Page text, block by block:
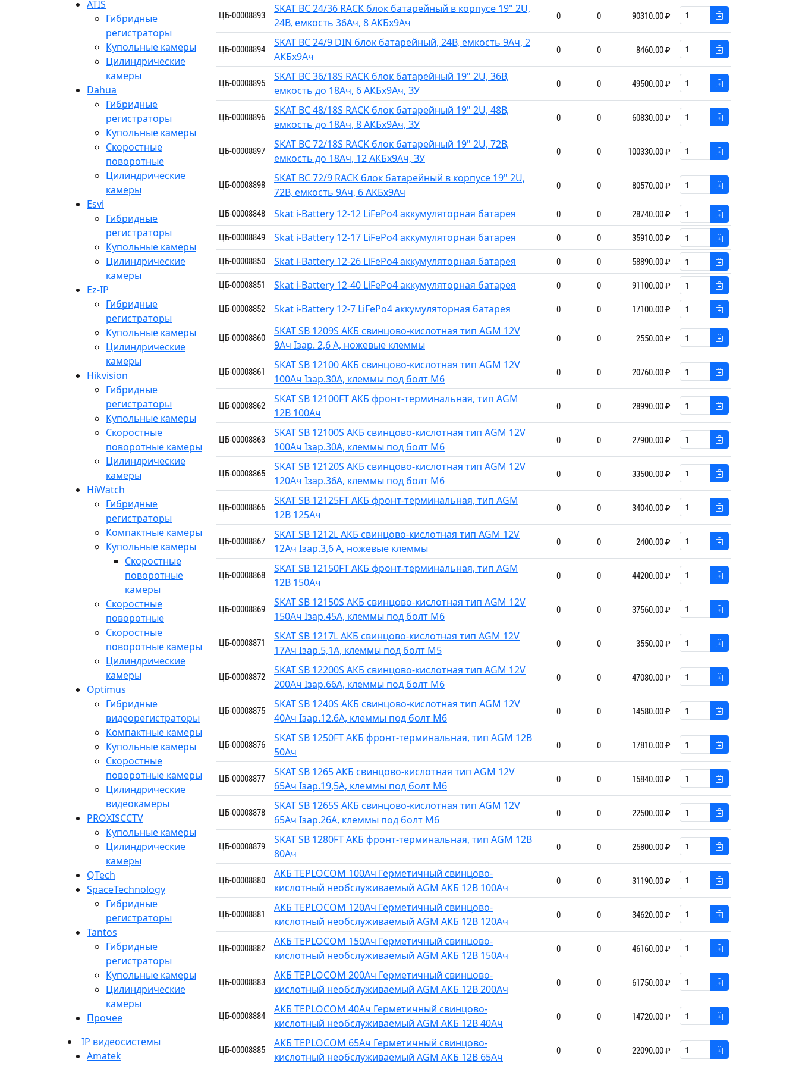
ATIS
Гибридные
регистраторы
Купольные камеры
Цилиндрические
камеры
Dahua
Гибридные
регистраторы
Купольные камеры
Скоростные
поворотные
Цилиндрические
камеры
Esvi
Гибридные
регистраторы
Купольные камеры
Цилиндрические
камеры
Ez-IP
Гибридные
регистраторы
Купольные камеры
Цилиндрические
камеры
Hikvision
Гибридные
регистраторы
Купольные камеры
Скоростные
поворотные камеры
Цилиндрические
камеры
HiWatch
Гибридные
регистраторы
Компактные камеры
Купольные камеры
Скоростные
поворотные
камеры
Скоростные
поворотные
Скоростные
поворотные камеры
Цилиндрические
камеры
Optimus
Гибридные
видеорегистраторы
Компактные камеры
Купольные камеры
Скоростные
поворотные камеры
Цилиндрические
видеокамеры
PROXISCCTV
Купольные камеры
Цилиндрические
камеры
QTech
SpaceTechnology
Гибридные
регистраторы
Tantos
Гибридные
регистраторы
Купольные камеры
Цилиндрические
камеры
Прочее
IP видеосистемы
Amatek
ЦБ-00008893
SKAT BC 24/36 RACK блок батарейный в корпусе 19" 2U,
24В, емкость 36Ач, 8 АКБх9Ач
0 0 90310.00 ₽
ЦБ-00008894
SKAT BC 24/9 DIN блок батарейный, 24В, емкость 9Ач, 2
АКБх9Ач
0 0 8460.00 ₽
ЦБ-00008895
SKAT BC 36/18S RACK блок батарейный 19" 2U, 36В,
емкость до 18Ач, 6 АКБх9Ач, ЗУ
0 0 49500.00 ₽
ЦБ-00008896
SKAT BC 48/18S RACK блок батарейный 19" 2U, 48В,
емкость до 18Ач, 8 АКБх9Ач, ЗУ
0 0 60830.00 ₽
ЦБ-00008897
SKAT BC 72/18S RACK блок батарейный 19" 2U, 72В,
емкость до 18Ач, 12 АКБх9Ач, ЗУ
0 0 100330.00 ₽
ЦБ-00008898
SKAT BC 72/9 RACK блок батарейный в корпусе 19" 2U,
72В, емкость 9Ач, 6 АКБх9Ач
0 0 80570.00 ₽
ЦБ-00008848 Skat i-Battery 12-12 LiFePo4 аккумуляторная батарея 0 0 28740.00 ₽
ЦБ-00008849 Skat i-Battery 12-17 LiFePo4 аккумуляторная батарея 0 0 35910.00 ₽
ЦБ-00008850 Skat i-Battery 12-26 LiFePo4 аккумуляторная батарея 0 0 58890.00 ₽
ЦБ-00008851 Skat i-Battery 12-40 LiFePo4 аккумуляторная батарея 0 0 91100.00 ₽
ЦБ-00008852 Skat i-Battery 12-7 LiFePo4 аккумуляторная батарея 0 0 17100.00 ₽
ЦБ-00008860
SKAT SB 1209S АКБ свинцово-кислотная тип AGM 12V
9Ач Iзар. 2,6 А, ножевые клеммы
0 0 2550.00 ₽
ЦБ-00008861
SKAT SB 12100 АКБ свинцово-кислотная тип AGM 12V
100Ач Iзар.30А, клеммы под болт М6
0 0 20760.00 ₽
ЦБ-00008862
SKAT SB 12100FT АКБ фронт-терминальная, тип AGM
12В 100Ач
0 0 28990.00 ₽
ЦБ-00008863
SKAT SB 12100S АКБ свинцово-кислотная тип AGM 12V
100Ач Iзар.30А, клеммы под болт М6
0 0 27900.00 ₽
ЦБ-00008865
SKAT SB 12120S АКБ свинцово-кислотная тип AGM 12V
120Ач Iзар.36А, клеммы под болт М6
0 0 33500.00 ₽
ЦБ-00008866
SKAT SB 12125FT АКБ фронт-терминальная, тип AGM
12В 125Ач
0 0 34040.00 ₽
ЦБ-00008867
SKAT SB 1212L АКБ свинцово-кислотная тип AGM 12V
12Ач Iзар.3,6 А, ножевые клеммы
0 0 2400.00 ₽
ЦБ-00008868
SKAT SB 12150FT АКБ фронт-терминальная, тип AGM
12В 150Ач
0 0 44200.00 ₽
ЦБ-00008869
SKAT SB 12150S АКБ свинцово-кислотная тип AGM 12V
150Ач Iзар.45А, клеммы под болт М6
0 0 37560.00 ₽
ЦБ-00008871
SKAT SB 1217L АКБ свинцово-кислотная тип AGM 12V
17Ач Iзар.5,1А, клеммы под болт М5
0 0 3550.00 ₽
ЦБ-00008872
SKAT SB 12200S АКБ свинцово-кислотная тип AGM 12V
200Ач Iзар.66А, клеммы под болт М6
0 0 47080.00 ₽
ЦБ-00008875
SKAT SB 1240S АКБ свинцово-кислотная тип AGM 12V
40Ач Iзар.12.6А, клеммы под болт М6
0 0 14580.00 ₽
ЦБ-00008876
SKAT SB 1250FT АКБ фронт-терминальная, тип AGM 12В
50Ач
0 0 17810.00 ₽
ЦБ-00008877
SKAT SB 1265 АКБ свинцово-кислотная тип AGM 12V
65Ач Iзар.19,5А, клеммы под болт М6
0 0 15840.00 ₽
ЦБ-00008878
SKAT SB 1265S АКБ свинцово-кислотная тип AGM 12V
65Ач Iзар.26А, клеммы под болт М6
0 0 22500.00 ₽
ЦБ-00008879
SKAT SB 1280FT АКБ фронт-терминальная, тип AGM 12В
80Ач
0 0 25800.00 ₽
ЦБ-00008880
АКБ TEPLOCOM 100Ач Герметичный свинцово-
кислотный необслуживаемый AGM АКБ 12В 100Ач
0 0 31190.00 ₽
ЦБ-00008881
АКБ TEPLOCOM 120Ач Герметичный свинцово-
кислотный необслуживаемый AGM АКБ 12В 120Ач
0 0 34620.00 ₽
ЦБ-00008882
АКБ TEPLOCOM 150Ач Герметичный свинцово-
кислотный необслуживаемый AGM АКБ 12В 150Ач
0 0 46160.00 ₽
ЦБ-00008883
АКБ TEPLOCOM 200Ач Герметичный свинцово-
кислотный необслуживаемый AGM АКБ 12В 200Ач
0 0 61750.00 ₽
ЦБ-00008884
АКБ TEPLOCOM 40Ач Герметичный свинцово-
кислотный необслуживаемый AGM АКБ 12В 40Ач
0 0 14720.00 ₽
ЦБ-00008885
АКБ TEPLOCOM 65Ач Герметичный свинцово-
кислотный необслуживаемый AGM АКБ 12В 65Ач
0 0 22090.00 ₽